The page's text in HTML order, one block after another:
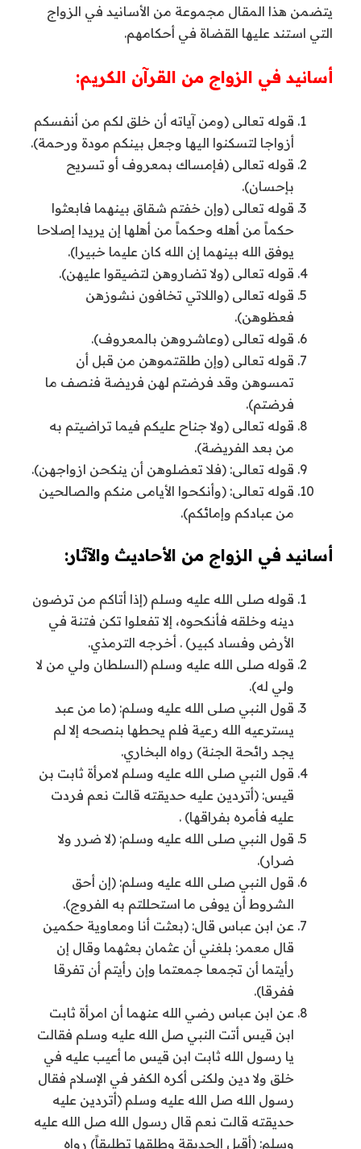
يتضمن هذا المقال مجموعة من الأسانيد في الزواج
التي استند عليها القضاة في أحكامهم.
أسانيد في الزواج من القرآن الكريم:
قوله تعالى (ومن آياته أن خلق لكم من أنفسكم
أزواجا لتسكنوا اليها وجعل بينكم مودة ورحمة).
قوله تعالى (فإمساك بمعروف أو تسريح
بإحسان).
قوله تعالى (وإن خفتم شقاق بينهما فابعثوا
حكماً من أهله وحكماً من أهلها إن يريدا إصلاحا
يوفق الله بينهما إن الله كان عليما خبيرا).
قوله تعالى (ولا تضاروهن لتضيقوا عليهن).
قوله تعالى (واللاتي تخافون نشوزهن
فعظوهن).
قوله تعالى (وعاشروهن بالمعروف).
قوله تعالى (وإن طلقتموهن من قبل أن
تمسوهن وقد فرضتم لهن فريضة فنصف ما
فرضتم).
قوله تعالى (ولا جناح عليكم فيما تراضيتم به
من بعد الفريضة).
قوله تعالى: (فلا تعضلوهن أن ينكحن ازواجهن).
قوله تعالى: (وأنكحوا الأيامى منكم والصالحين
من عبادكم وإمائكم).
أسانيد في الزواج من الأحاديث والآثار:
قوله صلى الله عليه وسلم (إذا أتاكم من ترضون
دينه وخلقه فأنكحوه، إلا تفعلوا تكن فتنة في
الأرض وفساد كبير) . أخرجه الترمذي.
قوله صلى الله عليه وسلم (السلطان ولي من لا
ولي له).
قول النبي صلى الله عليه وسلم: (ما من عبد
يسترعيه الله رعية فلم يحطها بنصحه إلا لم
يجد رائحة الجنة) رواه البخاري.
قول النبي صلى الله عليه وسلم لامرأة ثابت بن
قيس: (أتردين عليه حديقته قالت نعم فردت
عليه فأمره بفراقها) .
قول النبي صلى الله عليه وسلم: (لا ضرر ولا
ضرار).
قول النبي صلى الله عليه وسلم: (إن أحق
الشروط أن يوفى ما استحللتم به الفروج).
عن ابن عباس قال: (بعثت أنا ومعاوية حكمين
قال معمر: بلغني أن عثمان بعثهما وقال إن
رأيتما أن تجمعا جمعتما وإن رأيتم أن تفرقا
ففرقا).
عن ابن عباس رضي الله عنهما أن امرأة ثابت
ابن قيس أتت النبي صل الله عليه وسلم فقالت
يا رسول الله ثابت ابن قيس ما أعيب عليه في
خلق ولا دين ولكنى أكره الكفر في الإسلام فقال
رسول الله صل الله عليه وسلم (أتردين عليه
حديقته قالت نعم قال رسول الله صل الله عليه
وسلم: (أقبل الحديقة وطلقها تطليقاً) رواه